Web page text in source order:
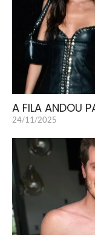
A FILA ANDOU
24/11/2025